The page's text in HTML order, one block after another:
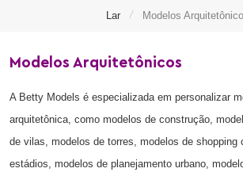
Lar / Modelos
Modelos Arquitetônicos
A Betty Models é especializada em personalizar
arquitetônica, como modelos de construção,
de vilas, modelos de torres, modelos de shopping
estádios, modelos de planejamento urbano,